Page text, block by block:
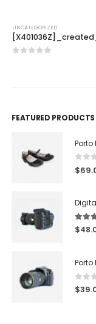
UNCATEGORIZED
FEATURED PRODUCTS
Porto
0
$
4.00
$
0
$